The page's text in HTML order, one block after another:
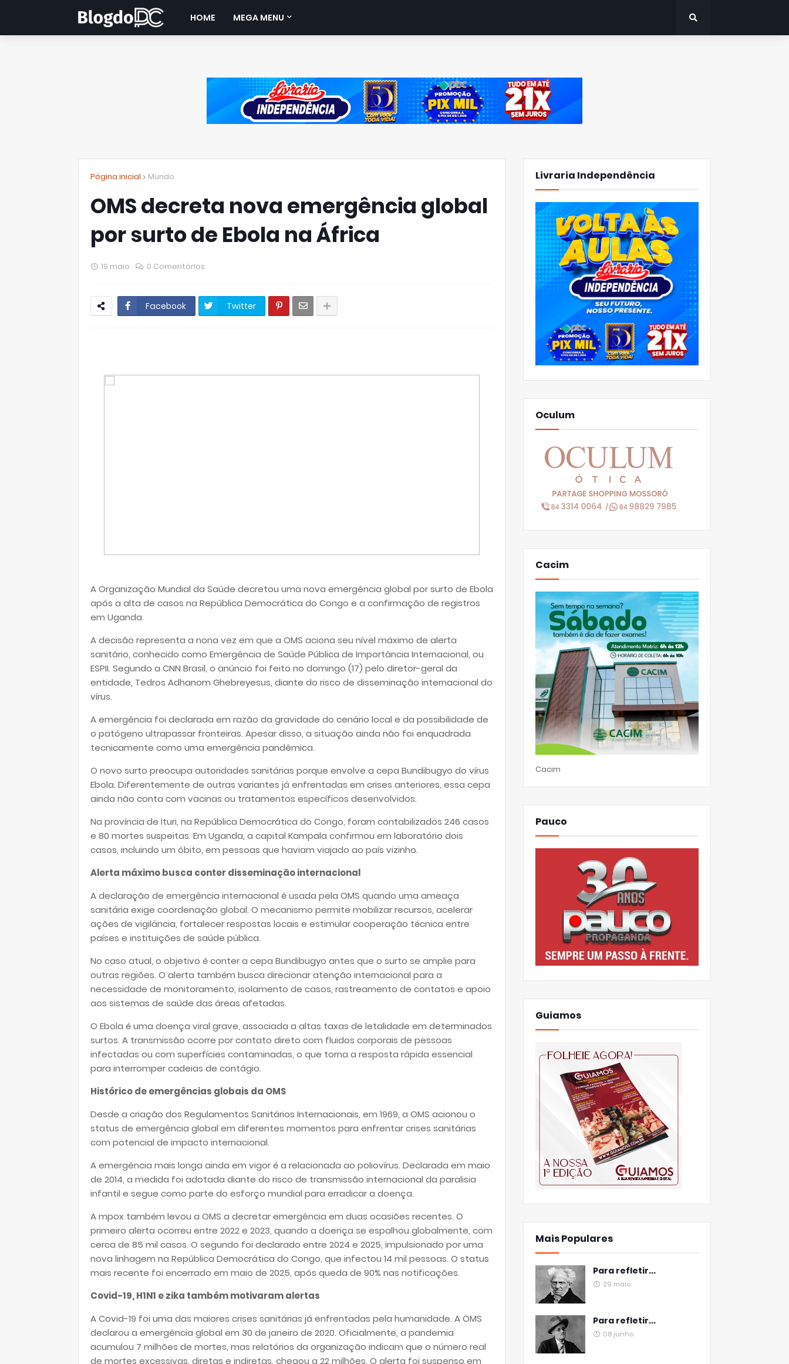
HOME MEGA MENU
Página inicial Mundo
OMS decreta nova emergência global
por surto de Ebola na África
19 maio 0 Comentários
Facebook Twitter
A Organização Mundial da Saúde decretou uma nova emergência global por surto de Ebola
após a alta de casos na República Democrática do Congo e a confirmação de registros
em Uganda.
A decisão representa a nona vez em que a OMS aciona seu nível máximo de alerta
sanitário, conhecido como Emergência de Saúde Pública de Importância Internacional, ou
ESPII. Segundo a CNN Brasil, o anúncio foi feito no domingo (17) pelo diretor-geral da
entidade, Tedros Adhanom Ghebreyesus, diante do risco de disseminação internacional do
vírus.
A emergência foi declarada em razão da gravidade do cenário local e da possibilidade de
o patógeno ultrapassar fronteiras. Apesar disso, a situação ainda não foi enquadrada
tecnicamente como uma emergência pandêmica.
O novo surto preocupa autoridades sanitárias porque envolve a cepa Bundibugyo do vírus
Ebola. Diferentemente de outras variantes já enfrentadas em crises anteriores, essa cepa
ainda não conta com vacinas ou tratamentos específicos desenvolvidos.
Na província de Ituri, na República Democrática do Congo, foram contabilizados 246 casos
e 80 mortes suspeitas. Em Uganda, a capital Kampala confirmou em laboratório dois
casos, incluindo um óbito, em pessoas que haviam viajado ao país vizinho.
Alerta máximo busca conter disseminação internacional
A declaração de emergência internacional é usada pela OMS quando uma ameaça
sanitária exige coordenação global. O mecanismo permite mobilizar recursos, acelerar
ações de vigilância, fortalecer respostas locais e estimular cooperação técnica entre
países e instituições de saúde pública.
No caso atual, o objetivo é conter a cepa Bundibugyo antes que o surto se amplie para
outras regiões. O alerta também busca direcionar atenção internacional para a
necessidade de monitoramento, isolamento de casos, rastreamento de contatos e apoio
aos sistemas de saúde das áreas afetadas.
O Ebola é uma doença viral grave, associada a altas taxas de letalidade em determinados
surtos. A transmissão ocorre por contato direto com fluidos corporais de pessoas
infectadas ou com superfícies contaminadas, o que torna a resposta rápida essencial
para interromper cadeias de contágio.
Histórico de emergências globais da OMS
Desde a criação dos Regulamentos Sanitários Internacionais, em 1969, a OMS acionou o
status de emergência global em diferentes momentos para enfrentar crises sanitárias
com potencial de impacto internacional.
A emergência mais longa ainda em vigor é a relacionada ao poliovírus. Declarada em maio
de 2014, a medida foi adotada diante do risco de transmissão internacional da paralisia
infantil e segue como parte do esforço mundial para erradicar a doença.
A mpox também levou a OMS a decretar emergência em duas ocasiões recentes. O
primeiro alerta ocorreu entre 2022 e 2023, quando a doença se espalhou globalmente, com
cerca de 85 mil casos. O segundo foi declarado entre 2024 e 2025, impulsionado por uma
nova linhagem na República Democrática do Congo, que infectou 14 mil pessoas. O status
mais recente foi encerrado em maio de 2025, após queda de 90% nas notificações.
Covid-19, H1N1 e zika também motivaram alertas
A Covid-19 foi uma das maiores crises sanitárias já enfrentadas pela humanidade. A OMS
declarou a emergência global em 30 de janeiro de 2020. Oficialmente, a pandemia
acumulou 7 milhões de mortes, mas relatórios da organização indicam que o número real
de mortes excessivas, diretas e indiretas, chegou a 22 milhões. O alerta foi suspenso em
Livraria Independência
Oculum
Cacim
Cacim
Pauco
Guiamos
Mais Populares
Para refletir...
29 maio
Para refletir...
08 junho